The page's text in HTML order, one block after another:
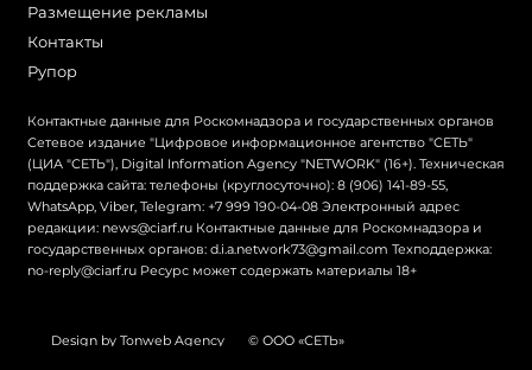
Размещение рекламы
Контакты
Рупор
Контактные данные для Роскомнадзора и государственных органов
Сетевое издание "Цифровое информационное агентство "СЕТЬ"
(ЦИА "СЕТЬ"), Digital Information Agency "NETWORK" (16+). Техническая
поддержка сайта: телефоны (круглосуточно): 8 (906) 141-89-55,
WhatsApp, Viber, Telegram: +7 999 190-04-08 Электронный адрес
редакции: news@ciarf.ru Контактные данные для Роскомнадзора и
государственных органов: d.i.a.network73@gmail.com Техподдержка:
no-reply@ciarf.ru Ресурс может содержать материалы 18+
Design by Tonweb Agency © ООО «СЕТЬ»